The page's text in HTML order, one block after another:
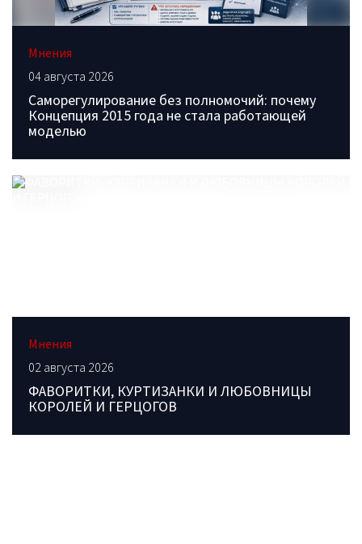
Мнения
04 августа 2026
Саморегулирование без полномочий: почему
Концепция 2015 года не стала работающей
моделью
Мнения
02 августа 2026
ФАВОРИТКИ, КУРТИЗАНКИ И ЛЮБОВНИЦЫ
КОРОЛЕЙ И ГЕРЦОГОВ